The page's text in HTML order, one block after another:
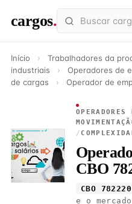
cargos.
Início ›
Trabalhadores da
industriais
›
Operadores de
de cargas
› Operador de
/
CBO
CBO 782220
e o